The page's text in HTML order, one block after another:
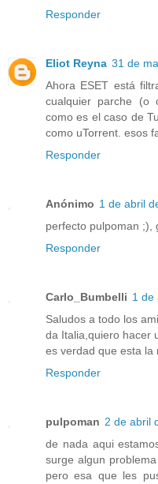
Responder
Eliot Reyna 31 de
Ahora ESET está
cualquier parche (o
como es el caso de
como uTorrent. esos
Responder
Anónimo 1 de abril
perfecto pulpoman ;),
Responder
Carlo_Bumbelli 1 de
Saludos a todo los
da Italia,quiero hacer
es verdad que esta la
Responder
pulpoman 2 de abril
de nada aqui
surge algun
pero esa que les